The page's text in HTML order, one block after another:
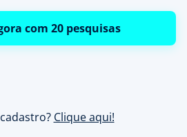
com 20 pesquisas
Clique aqui!